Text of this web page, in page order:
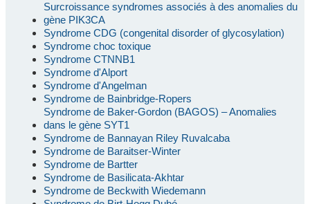
Surcroissance syndromes associés à des anomalies du
gène PIK3CA
Syndrome CDG (congenital disorder of glycosylation)
Syndrome choc toxique
Syndrome CTNNB1
Syndrome d'Alport
Syndrome d'Angelman
Syndrome de Bainbridge-Ropers
Syndrome de Baker-Gordon (BAGOS) – Anomalies
dans le gène SYT1
Syndrome de Bannayan Riley Ruvalcaba
Syndrome de Baraitser-Winter
Syndrome de Bartter
Syndrome de Basilicata-Akhtar
Syndrome de Beckwith Wiedemann